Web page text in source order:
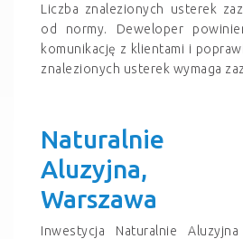
Liczba znalezionych usterek
od normy. Deweloper
komunikację z klientami i
znalezionych usterek wymaga
Naturalnie
Aluzyjna,
Warszawa
Inwestycja Naturalnie